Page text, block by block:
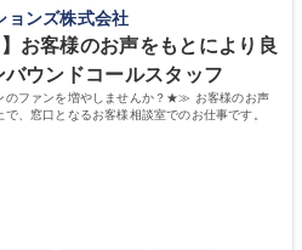
ョンズ株式会社
お客様のお声をもとにより良
ウンドコールスタッフ
ファンを増やしませんか？★≫ お客様のお声
、窓口となるお客様相談室でのお仕事です。